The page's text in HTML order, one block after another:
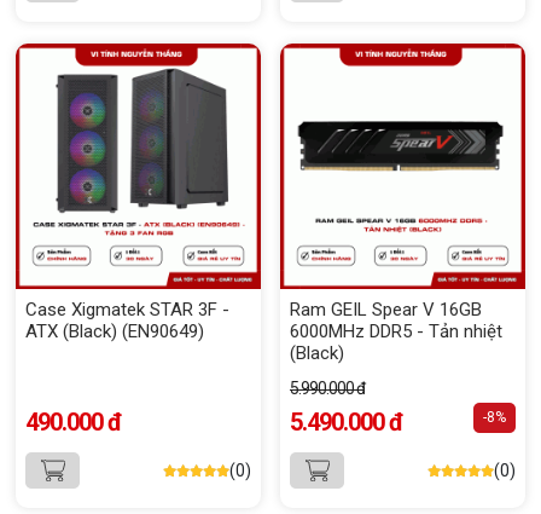
Case Xigmatek STAR 3F -
ATX (Black) (EN90649)
490.000 đ
(0)
Ram GEIL Spear V 16GB
6000MHz DDR5 - Tản nhiệt
(Black)
5.990.000 đ
5.490.000 đ -8%
(0)